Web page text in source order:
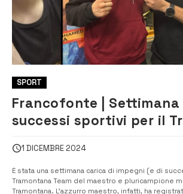
SPORT
Francofonte |
successi sportivi per il
1 DICEMBRE 2024
É stata una settimana carica di impegni (e di
Tramontana Team del maestro e pluricampione
Tramontana. L’azzurro maestro, infatti, ha